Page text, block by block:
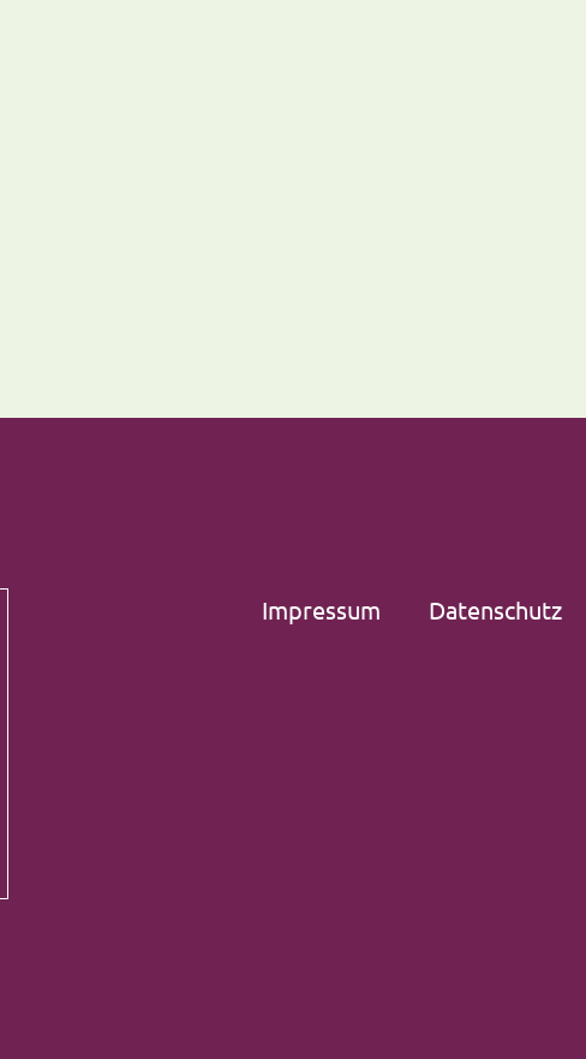
Impressum Datenschutz